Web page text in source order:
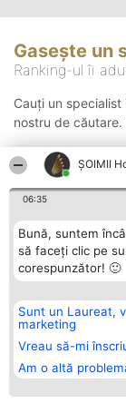
ȘOIMII
06:35
Bună, suntem
să faceți clic pe
corespunzător! 🙂
Sunt un Laureat,
marketing
Vreau să-mi
Am o altă
Gasește un
Ranking-ul îi
Cauți un
nostru de căutare.
Organizator Ranking
BRIGHT SOLUTIONS BR
Aleea Timisul De Sus 2 Bl.
Sc. A Et. 4 Ap. 13 Cod
București
CUI 36737675